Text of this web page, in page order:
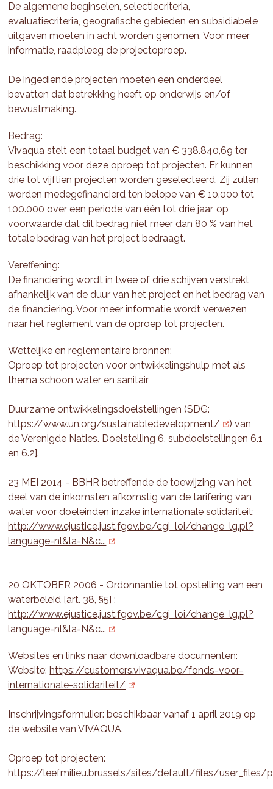
De algemene beginselen, selectiecriteria,
evaluatiecriteria, geografische gebieden en subsidiabele
uitgaven moeten in acht worden genomen. Voor meer
informatie, raadpleeg de projectoproep.
De ingediende projecten moeten een onderdeel
bevatten dat betrekking heeft op onderwijs en/of
bewustmaking.
Bedrag:
Vivaqua stelt een totaal budget van € 338.840,69 ter
beschikking voor deze oproep tot projecten. Er kunnen
drie tot vijftien projecten worden geselecteerd. Zij zullen
worden medegefinancierd ten belope van € 10.000 tot
100.000 over een periode van één tot drie jaar, op
voorwaarde dat dit bedrag niet meer dan 80 % van het
totale bedrag van het project bedraagt.
Vereffening:
De financiering wordt in twee of drie schijven verstrekt,
afhankelijk van de duur van het project en het bedrag van
de financiering. Voor meer informatie wordt verwezen
naar het reglement van de oproep tot projecten.
Wettelijke en reglementaire bronnen:
Oproep tot projecten voor ontwikkelingshulp met als
thema schoon water en sanitair
Duurzame ontwikkelingsdoelstellingen (SDG:
https://www.un.org/sustainabledevelopment/
) van
de Verenigde Naties. Doelstelling 6, subdoelstellingen 6.1
en 6.2].
23 MEI 2014 - BBHR betreffende de toewijzing van het
deel van de inkomsten afkomstig van de tarifering van
water voor doeleinden inzake internationale solidariteit:
http://www.ejustice.just.fgov.be/cgi_loi/change_lg.pl?
language=nl&la=N&c...
20 OKTOBER 2006 - Ordonnantie tot opstelling van een
waterbeleid [art. 38, §5] :
http://www.ejustice.just.fgov.be/cgi_loi/change_lg.pl?
language=nl&la=N&c...
Websites en links naar downloadbare documenten:
Website:https://customers.vivaqua.be/fonds-voor-
internationale-solidariteit/
Inschrijvingsformulier: beschikbaar vanaf 1 april 2019 op
de website van VIVAQUA.
Oproep tot projecten:
https://leefmilieu.brussels/sites/default/files/user_files/